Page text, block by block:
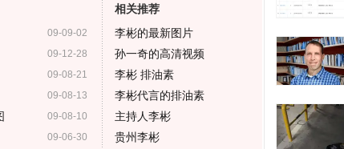
09-09-02
09-12-28
09-08-21
09-08-13
09-08-10
09-06-30
相关推荐
李彬的最新图片
孙一奇的高清视频
李彬 排油素
李彬代言的排油素
主持人李彬
贵州李彬